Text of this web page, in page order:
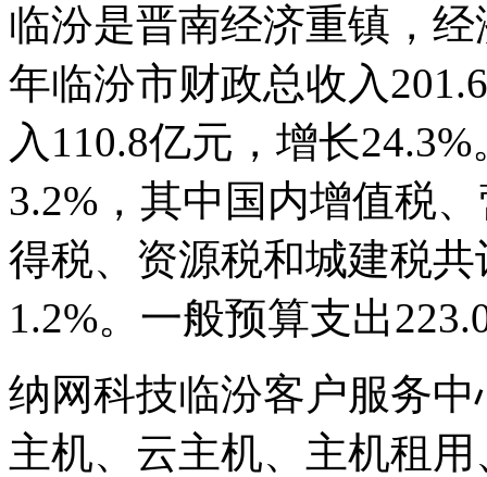
临汾是晋南经济重镇，
年临汾市财政总收入
入110.8亿元，增长
3.2%，其中国内增值税
得税、资源税和城建税
1.2%。一般预算支出
纳网科技临汾客户服务
主机、云主机、主机租